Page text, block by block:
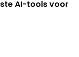
AI-tools voor